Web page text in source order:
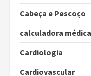
Cabeça e Pescoço
calculadora médica
Cardiologia
Cardiovascular